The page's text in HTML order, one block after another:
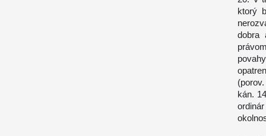
ktorý
dobra
kán.